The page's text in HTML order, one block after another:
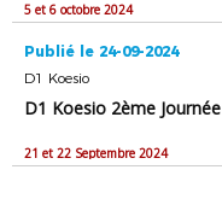
5 et 6 octobre 2024
Publié le 24-09-2024
D1 Koesio
D1 Koesio 2ème Journée
21 et 22 Septembre 2024